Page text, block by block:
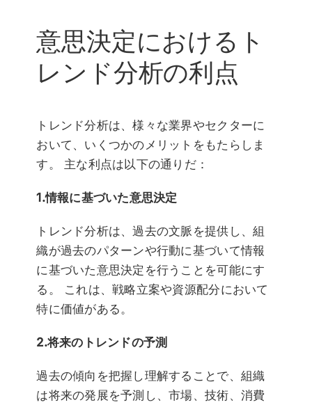
意思決定におけるト
レンド分析の利点
トレンド分析は、様々な業界やセクターに
おいて、いくつかのメリットをもたらしま
す。 主な利点は以下の通りだ：
1.情報に基づいた意思決定
トレンド分析は、過去の文脈を提供し、組
織が過去のパターンや行動に基づいて情報
に基づいた意思決定を行うことを可能にす
る。 これは、戦略立案や資源配分において
特に価値がある。
2.将来のトレンドの予測
過去の傾向を把握し理解することで、組織
は将来の発展を予測し、市場、技術、消費